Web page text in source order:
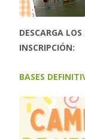
DESCARGA
INSCRIPCIÓN:
BASES